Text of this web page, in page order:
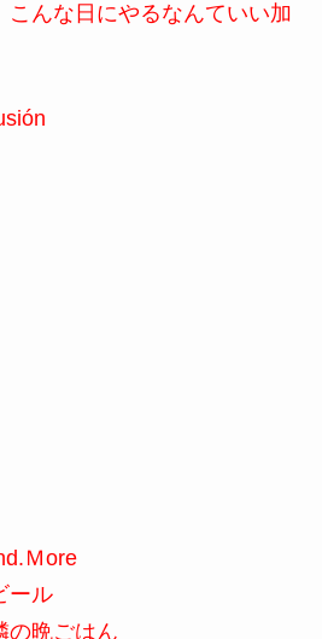
こんな日にやるなんていい加
Ｍore
ール
の晩ごはん